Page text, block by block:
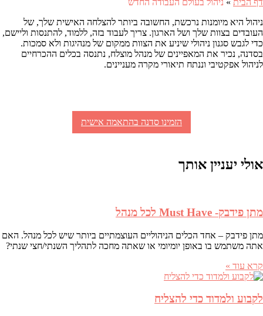
דף הבית » ניהול בעולם העבודה החדש
ניהול היא מיומנות נרכשת, החשובה ביותר להצלחה האישית שלך, של
העובדים בצוות שלך ושל הארגון. צריך לעבוד בזה, ללמוד, להתנסות וליישם,
כדי לגבש סגנון ניהולי שיניע את הצוות ממקום של מנהיגות ולא סמכות.
בסדנה, נכיר את המאפיינים של מנהל מוצלח, נתנסה בכלים ההכרחיים
לניהול אפקטיבי וננתח תיאורי מקרה מעניינים.
הזמינו סדנה בהתאמה אישית
אולי יעניין אותך
מתן פידבק- Must Have לכל מנהל
מתן פידבק – אחד הכלים הניהוליים העוצמתיים ביותר שיש לכל מנהל. האם
אתה משתמש בו באופן יומיומי או שאתה מחכה לתהליך השנתי/חצי שנתי?
קרא עוד »
לקבוע ולמדוד כדי להצליח